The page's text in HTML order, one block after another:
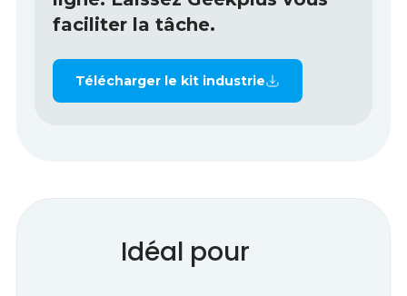
faciliter la tâche.
Télécharger le kit industrie
Idéal pour